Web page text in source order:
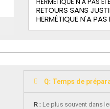
RETOURS SANS
HERMÉTIQUE N'A PAS
Q: Temps de
R : Le plus souvent dans